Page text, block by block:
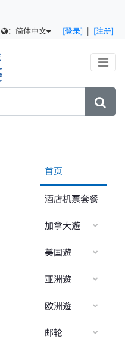
[登录] | [注册]
： 简体中文
首页
酒店机票套餐
加拿大遊
美国遊
亚洲遊
欧洲遊
邮轮